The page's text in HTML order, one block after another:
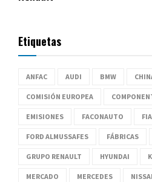
Etiquetas
ANFAC AUDI BMW
COMISIÓN EUROPEA
EMISIONES FACONAUTO
FORD ALMUSSAFES FÁBRICAS
GRUPO RENAULT HYUNDAI
MERCADO MERCEDES